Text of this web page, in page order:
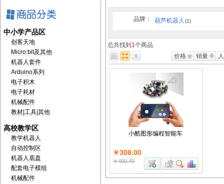
中小学产品区
创客天地
Micro:bit及其他
机器人套件
Arduino系列
电子积木
电子耗材
机械配件
教材|工具|其他
高校教学区
教学机器人
自动控制区
机器人底盘
配套电子模组
机械配件
品牌： 葫芦机器人 (1)
总共找到 1个商品
价格
销量
小酷图形编程智能车
￥308.00
￥400.40